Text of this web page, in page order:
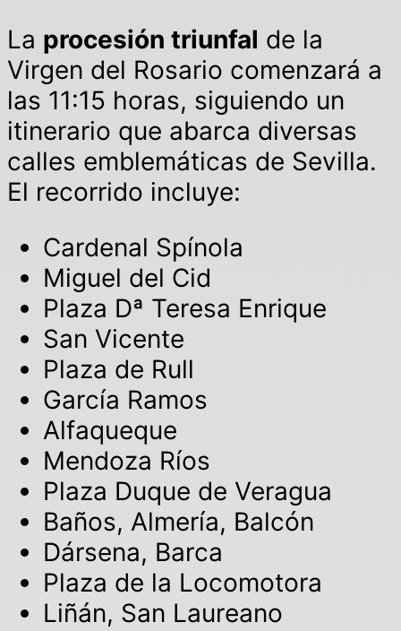
La procesión triunfal de la
Virgen del Rosario comenzará a
las 11:15 horas, siguiendo un
itinerario que abarca diversas
calles emblemáticas de Sevilla.
El recorrido incluye:
Cardenal Spínola
Miguel del Cid
Plaza Dª Teresa Enrique
San Vicente
Plaza de Rull
García Ramos
Alfaqueque
Mendoza Ríos
Plaza Duque de Veragua
Baños, Almería, Balcón
Dársena, Barca
Plaza de la Locomotora
Liñán, San Laureano